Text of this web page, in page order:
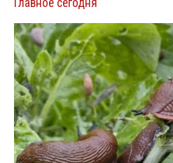
Главное сегодня